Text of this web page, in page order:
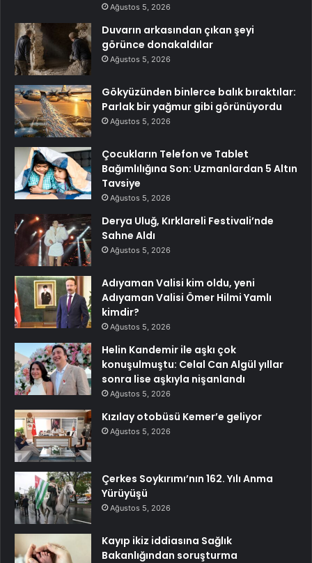
Ağustos 5, 2026
Duvarın arkasından çıkan şeyi
görünce donakaldılar
Ağustos 5, 2026
Gökyüzünden binlerce balık bıraktılar:
Parlak bir yağmur gibi görünüyordu
Ağustos 5, 2026
Çocukların Telefon ve Tablet
Bağımlılığına Son: Uzmanlardan 5 Altın
Tavsiye
Ağustos 5, 2026
Derya Uluğ, Kırklareli Festivali’nde
Sahne Aldı
Ağustos 5, 2026
Adıyaman Valisi kim oldu, yeni
Adıyaman Valisi Ömer Hilmi Yamlı
kimdir?
Ağustos 5, 2026
Helin Kandemir ile aşkı çok
konuşulmuştu: Celal Can Algül yıllar
sonra lise aşkıyla nişanlandı
Ağustos 5, 2026
Kızılay otobüsü Kemer’e geliyor
Ağustos 5, 2026
Çerkes Soykırımı’nın 162. Yılı Anma
Yürüyüşü
Ağustos 5, 2026
Kayıp ikiz iddiasına Sağlık
Bakanlığından soruşturma